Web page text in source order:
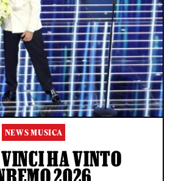
NEWS MUSICA
HA VINTO
2026